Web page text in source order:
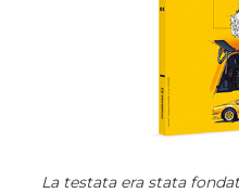
La testata era stata